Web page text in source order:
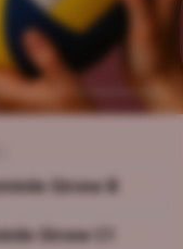
Girone B
Girone C1